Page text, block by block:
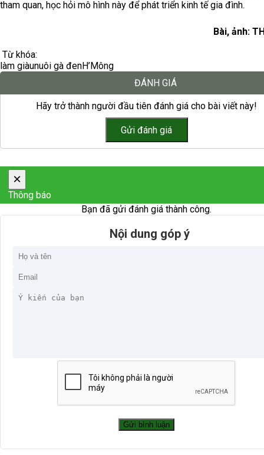
tham quan, học hỏi mô hình này để phát triển kinh tế gia đình.
Bài, ảnh:
Từ khóa:
làm giàunuôi gà đenH’Mông
ĐÁNH GIÁ
Hãy trở thành người đầu tiên đánh giá cho bài viết này!
×
Thông báo
Bạn đã gửi đánh giá thành công.
Nội dung góp ý